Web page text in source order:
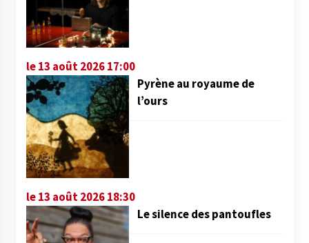
le 13 août 2026 17:00
Pyrène au royaume de
l’ours
le 13 août 2026 18:30
Le silence des pantoufles